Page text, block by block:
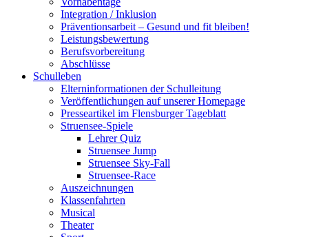
Integration / Inklusion
Präventionsarbeit – Gesund und fit bleiben!
Leistungsbewertung
Berufsvorbereitung
Abschlüsse
Schulleben
Elterninformationen der Schulleitung
Veröffentlichungen auf unserer Homepage
Presseartikel im Flensburger Tageblatt
Struensee-Spiele
Lehrer Quiz
Struensee Jump
Struensee Sky-Fall
Struensee-Race
Auszeichnungen
Klassenfahrten
Musical
Theater